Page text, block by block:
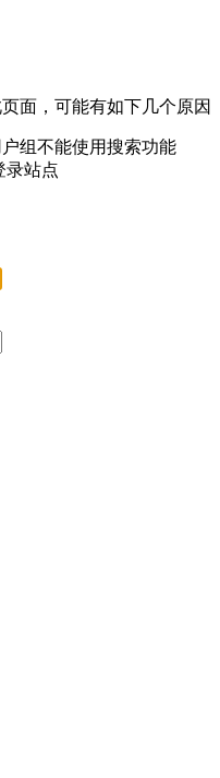
面，可能有如下几个原因
组不能使用搜索功能
录站点